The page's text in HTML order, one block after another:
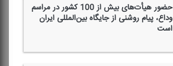
حضور هیأت‌های بیش از 100 كشور در مراسم
وداع، پیام روشنی از جایگاه بین‌المللی ایران
است